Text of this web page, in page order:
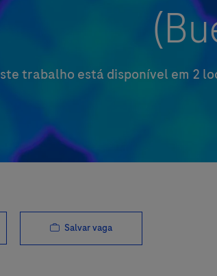
trabalho está disponível em 2
Salvar vaga